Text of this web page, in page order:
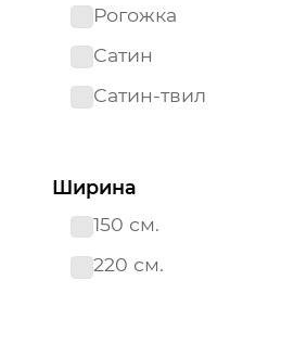
гладкокрашенный
Сатин-твил 220 см
Рогожка
Сатин
Сатин-твил
Ширина
150 см.
220 см.